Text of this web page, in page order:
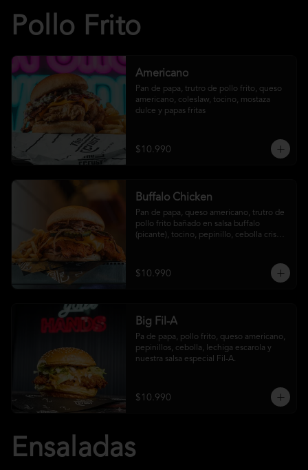
Pollo Frito
Americano
Pan de papa, trutro de pollo frito, queso
americano, coleslaw, tocino, mostaza
dulce y papas fritas
$10.990
Buffalo Chicken
Pan de papa, queso americano, trutro de
pollo frito bañado en salsa buffalo
(picante), tocino, pepinillo, cebolla crispy,
$10.990
Big Fil-A
Pa de papa, pollo frito, queso americano,
pepinillos, cebolla, lechiga escarola y
nuestra salsa especial Fil-A.
$10.990
Ensaladas